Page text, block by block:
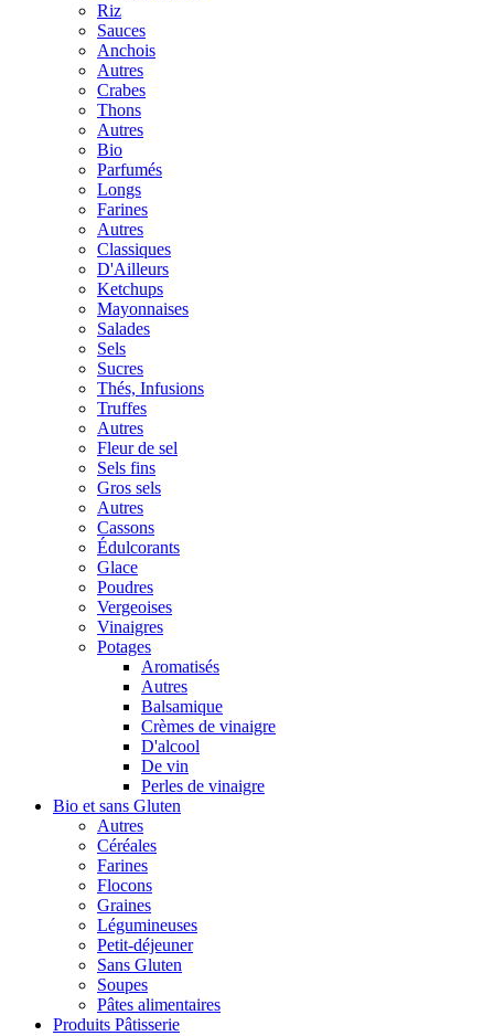
Riz
Sauces
Anchois
Autres
Crabes
Thons
Autres
Bio
Parfumés
Longs
Farines
Autres
Classiques
D'Ailleurs
Ketchups
Mayonnaises
Salades
Sels
Sucres
Thés, Infusions
Truffes
Autres
Fleur de sel
Sels fins
Gros sels
Autres
Cassons
Édulcorants
Glace
Poudres
Vergeoises
Vinaigres
Potages
Aromatisés
Autres
Balsamique
Crèmes de vinaigre
D'alcool
De vin
Perles de vinaigre
Bio et sans Gluten
Autres
Céréales
Farines
Flocons
Graines
Légumineuses
Petit-déjeuner
Sans Gluten
Soupes
Pâtes alimentaires
Produits Pâtisserie